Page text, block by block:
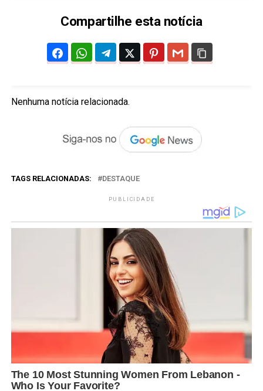
Compartilhe esta notícia
Nenhuma notícia relacionada.
TAGS RELACIONADAS: DESTAQUE
PUBLICIDADE